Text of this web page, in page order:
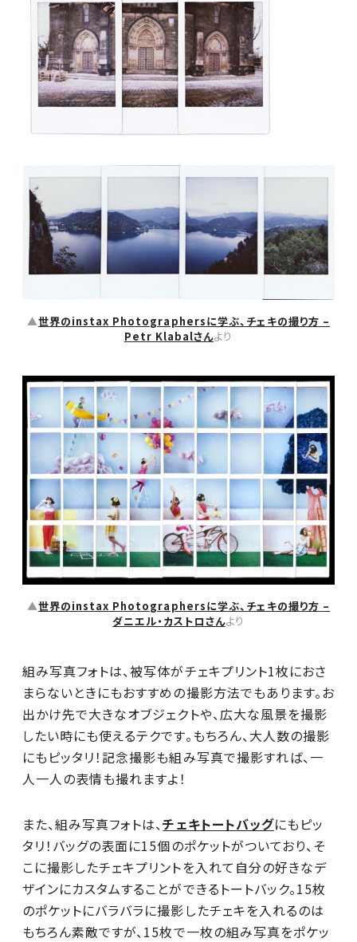
▲世界のinstax Photographersに学ぶ、チェキの撮り方 –
Petr Klabalさんより
▲世界のinstax Photographersに学ぶ、チェキの撮り方 –
ダニエル・カストロさんより
組み写真フォトは、被写体がチェキプリント1枚におさ
まらないときにもおすすめの撮影方法でもあります。お
出かけ先で大きなオブジェクトや、広大な風景を撮影
したい時にも使えるテクです。もちろん、大人数の撮影
にもピッタリ！記念撮影も組み写真で撮影すれば、一
人一人の表情も撮れますよ！
また、組み写真フォトは、チェキトートバッグにもピッ
タリ！バッグの表面に15個のポケットがついており、そ
こに撮影したチェキプリントを入れて自分の好きなデ
ザインにカスタムすることができるトートバック。15枚
のポケットにバラバラに撮影したチェキを入れるのは
もちろん素敵ですが、15枚で一枚の組み写真をポケッ